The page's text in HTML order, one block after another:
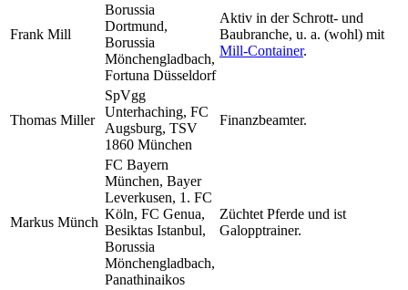
Frank Mill
Borussia
Dortmund,
Borussia
Mönchengladbach,
Fortuna Düsseldorf
Aktiv in der Schrott- und
Baubranche, u. a. (wohl) mit
Mill-Container.
Thomas Miller
SpVgg
Unterhaching, FC
Augsburg, TSV
1860 München
Finanzbeamter.
Markus Münch
FC Bayern
München, Bayer
Leverkusen, 1. FC
Köln, FC Genua,
Besiktas Istanbul,
Borussia
Mönchengladbach,
Panathinaikos
Züchtet Pferde und ist
Galopptrainer.